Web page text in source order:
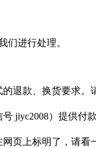
们进行处理。
退款、换货要求。
jiyc2008）提供付
页上标明了，请看